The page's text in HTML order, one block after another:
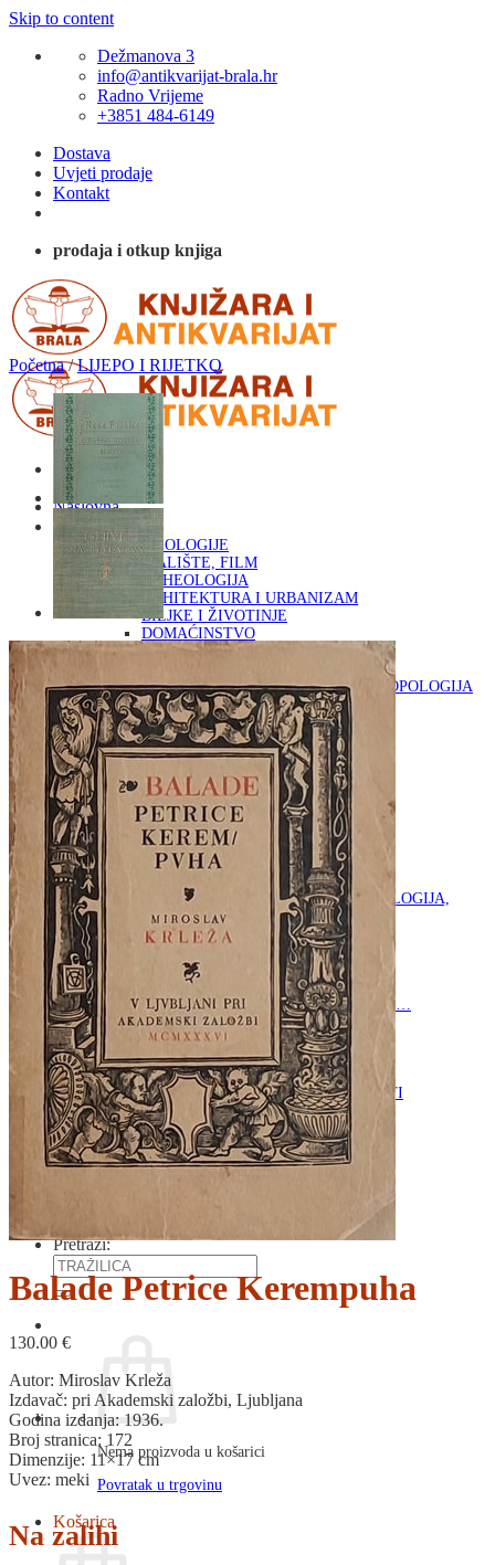
Skip to content
Dežmanova 3
info@antikvarijat-brala.hr
Radno Vrijeme
+3851 484-6149
Dostava
Uvjeti prodaje
Kontakt
prodaja i otkup knjiga
Naslovna
KNJIGE
OD ARHEOLOGIJE
DO KAZALIŠTE, FILM
ARHEOLOGIJA
ARHITEKTURA I URBANIZAM
BILJKE I ŽIVOTINJE
DOMAĆINSTVO
ENCIKLOPEDIJE I LEKSIKONI
FILOZOFIJA, SOCIOLOGIJA, ANTROPOLOGIJA
FOTOGRAFIJA
GLAZBENA UMJETNOST
KAZALIŠTE, FILM
OD KNJIŽEVNOST
DO RELIGIJA
KNJIŽEVNOST
LIKOVNA UMJETNOST
LJEKOVITO BILJE I ZDRAVLJE
MITOLOGIJA
POVIJEST I PUBLICISTIKA
PRIRODNE ZNANOSTI
PSIHOLOGIJA, POPULARNA PSIHOLOGIJA,
ALTERNATIVA
RAZNO
OD RJEČNIKA
DO ZEMLJOVIDA
RJEČNICI, GRAMATIKE, PRAVOPISI…
ŠAH
SPORT
STRIPOVI
TEHNIČKE ZNANOSTI
TEORIJA I POVIJEST KNJIŽEVNOSTI
VEDUTE
ZAGREB
ZEMLJOVIDI
Otkup knjiga
Pretraži:
Nema proizvoda u košarici
Povratak u trgovinu
Košarica
Početna / LIJEPO I RIJETKO
Balade Petrice Kerempuha
130.00 €
Autor: Miroslav Krleža
Izdavač: pri Akademski založbi, Ljubljana
Godina izdanja: 1936.
Broj stranica: 172
Dimenzije: 11×17 cm
Uvez: meki
Na zalihi